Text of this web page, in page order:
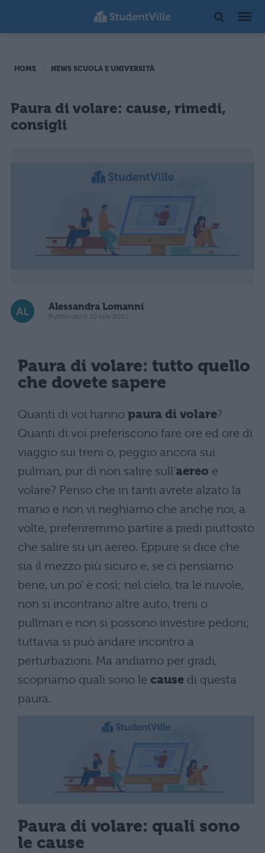
HOME NEWS SCUOLA E UNIVERSITÀ
Paura di volare: cause, rimedi,
consigli
Alessandra Lomanni
Pubblicato il 10 nov 2021
Paura di volare: tutto quello
che dovete sapere
Quanti di voi hanno paura di volare?
Quanti di voi preferiscono fare ore ed ore di
viaggio sui treni o, peggio ancora sui
pulman, pur di non salire sull’aereo e
volare? Penso che in tanti avrete alzato la
mano e non vi neghiamo che anche noi, a
volte, preferiremmo partire a piedi piuttosto
che salire su un aereo. Eppure si dice che
sia il mezzo più sicuro e, se ci pensiamo
bene, un po’ è così; nel cielo, tra le nuvole,
non si incontrano altre auto, treni o
pullman e non si possono investire pedoni;
tuttavia si può andare incontro a
perturbazioni. Ma andiamo per gradi,
scopriamo quali sono le cause di questa
paura.
Paura di volare: quali sono
le cause